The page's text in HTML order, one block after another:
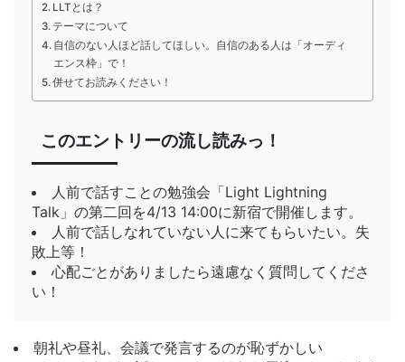
LLTとは？
テーマについて
自信のない人ほど話してほしい。自信のある人は「オーディ
エンス枠」で！
併せてお読みください！
このエントリーの流し読みっ！
人前で話すことの勉強会「Light Lightning
Talk」の第二回を4/13 14:00に新宿で開催します。
人前で話しなれていない人に来てもらいたい。失
敗上等！
心配ごとがありましたら遠慮なく質問してくださ
い！
朝礼や昼礼、会議で発言するのが恥ずかしい